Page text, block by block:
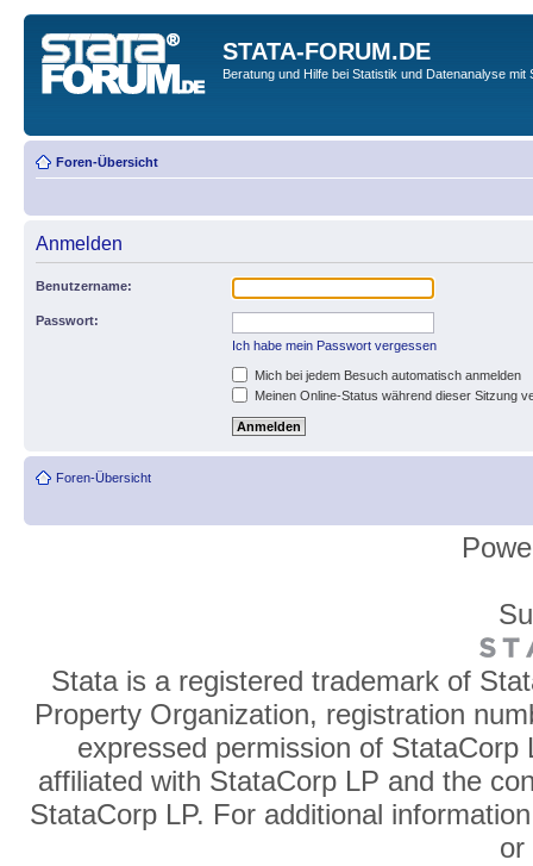
STATA-FORUM.DE
Beratung und Hilfe bei Statistik und Datenanalyse mit
Foren-Übersicht
Anmelden
Benutzername:
Passwort:
Ich habe mein Passwort vergessen
Mich bei jedem Besuch automatisch anmelden
Meinen Online-Status während dieser Sitzung
Foren-Übersicht
Stata is a registered trademark of
Property Organization, registration
expressed permission of
affiliated with StataCorp LP and the
StataCorp LP. For additional
or